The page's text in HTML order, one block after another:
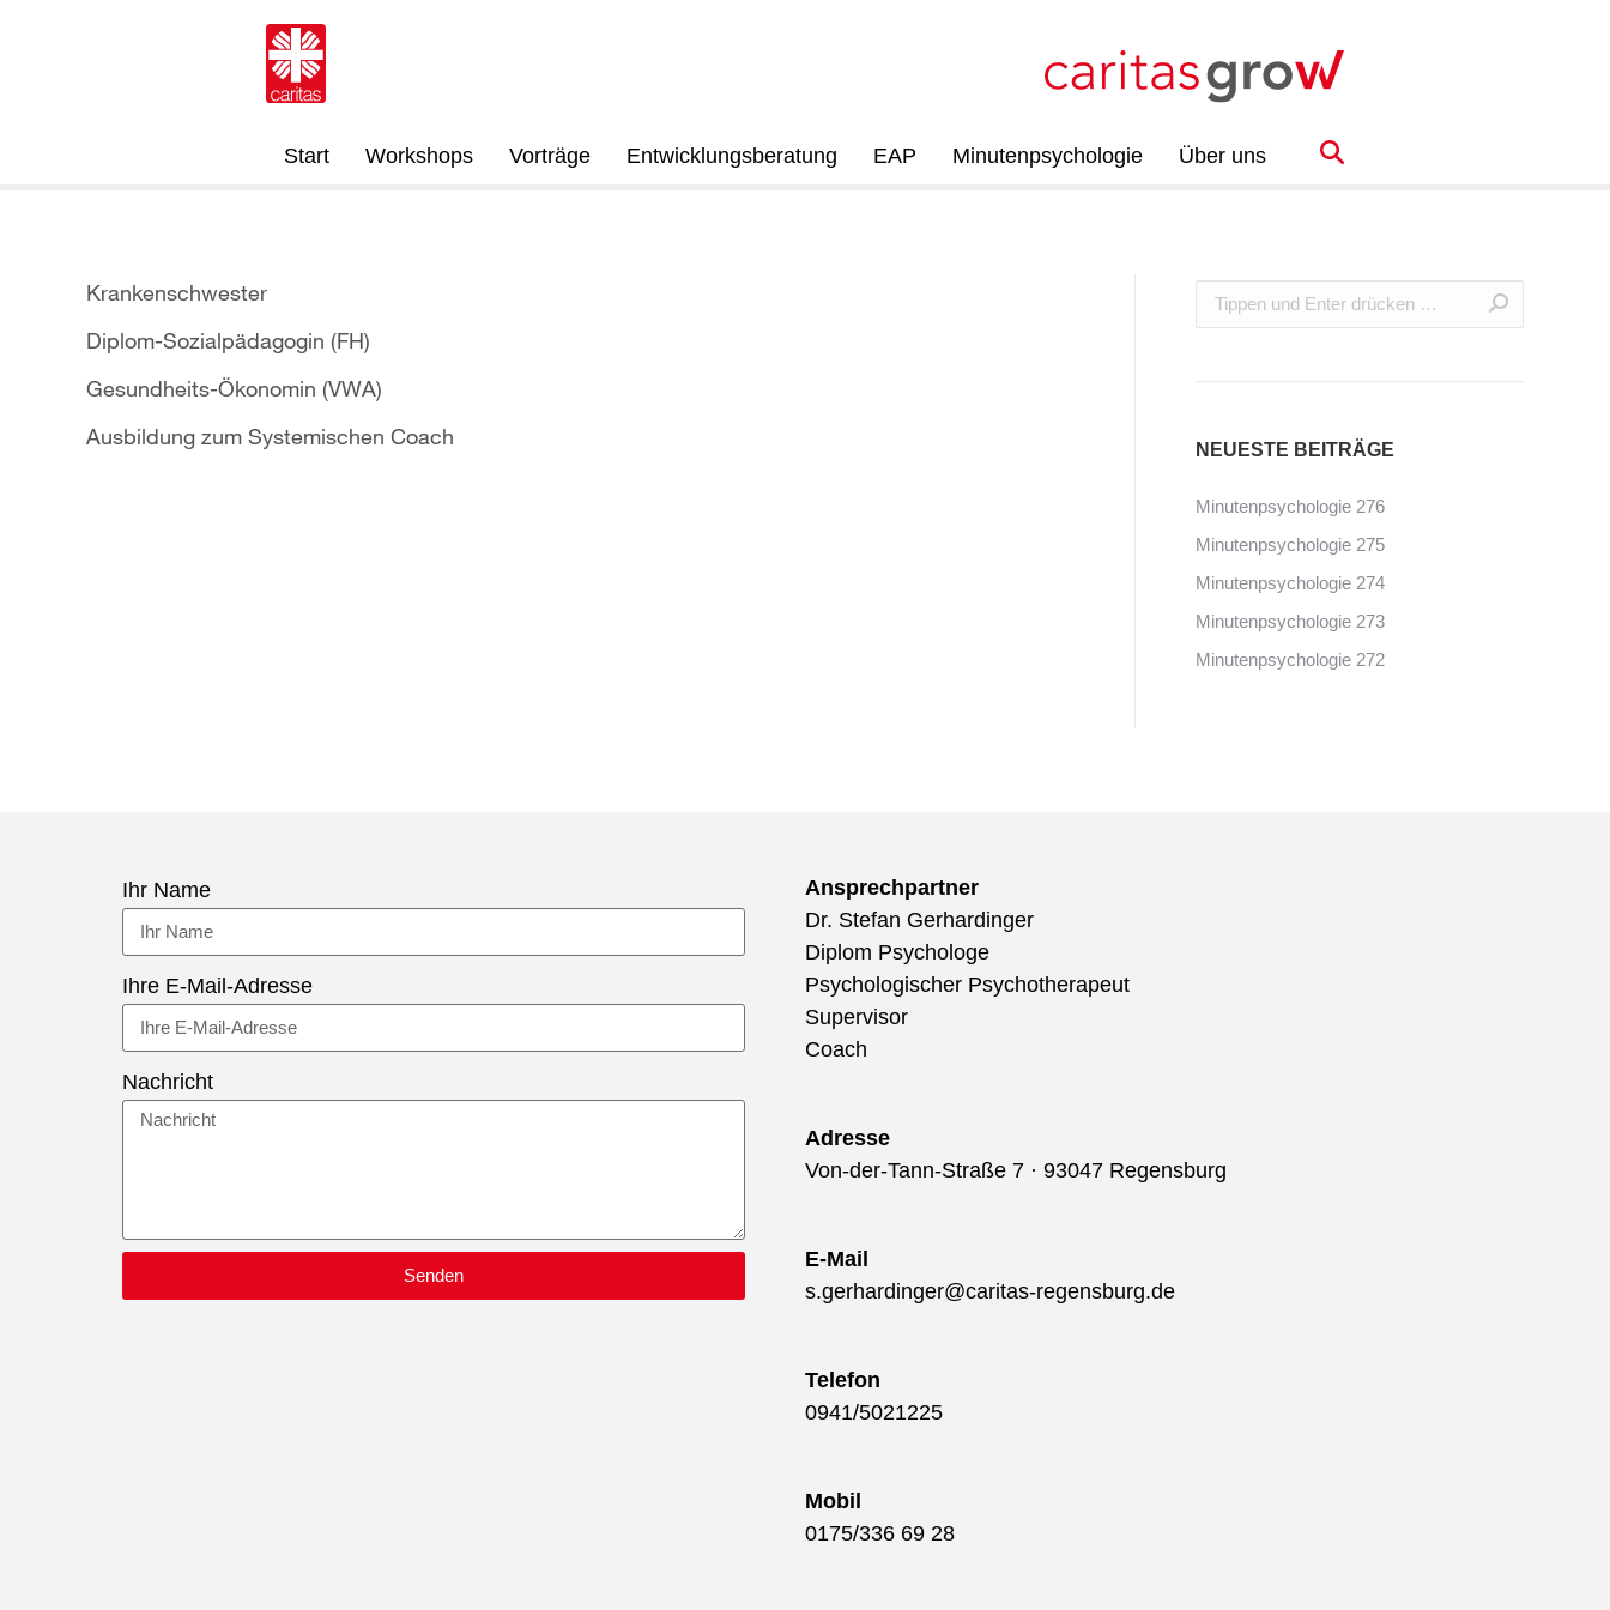
Start Workshops Vorträge Entwicklungsberatung EAP Minutenpsychologie Über uns
Krankenschwester
Diplom-Sozialpädagogin (FH)
Gesundheits-Ökonomin (VWA)
Ausbildung zum Systemischen Coach
NEUESTE BEITRÄGE
Minutenpsychologie 276
Minutenpsychologie 275
Minutenpsychologie 274
Minutenpsychologie 273
Minutenpsychologie 272
Ihr Name
Ihre E-Mail-Adresse
Nachricht
Senden
Ansprechpartner
Dr. Stefan Gerhardinger
Diplom Psychologe
Psychologischer Psychotherapeut
Supervisor
Coach
Adresse
Von-der-Tann-Straße 7 · 93047 Regensburg
E-Mail
s.gerhardinger@caritas-regensburg.de
Telefon
0941/5021225
Mobil
0175/336 69 28